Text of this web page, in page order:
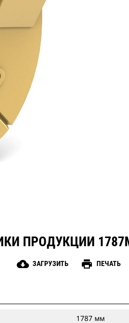
ПРОДУКЦИИ
cloud_download ЗАГРУЗИТЬ print ПЕЧАТЬ
1787 мм